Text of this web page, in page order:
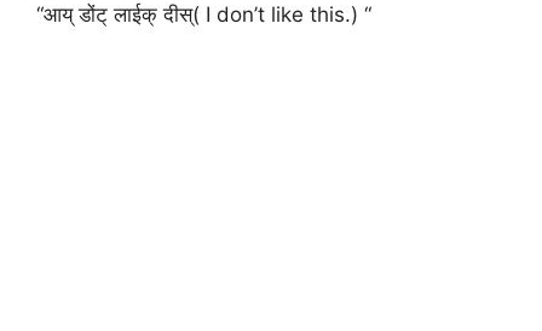
“आय् डोंट् लाईक् दीस्( I don’t like this.) “